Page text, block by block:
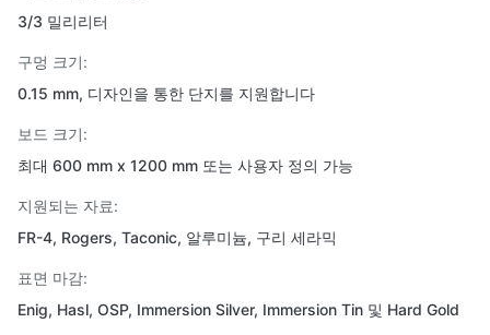
3/3 밀리리터
구멍 크기:
0.15 mm, 디자인을 통한 단지를 지원합니다
보드 크기:
최대 600 mm x 1200 mm 또는 사용자 정의 가능
지원되는 자료:
FR-4, Rogers, Taconic, 알루미늄, 구리 세라믹
표면 마감:
Enig, Hasl, OSP, Immersion Silver, Immersion Tin 및 Hard Gold